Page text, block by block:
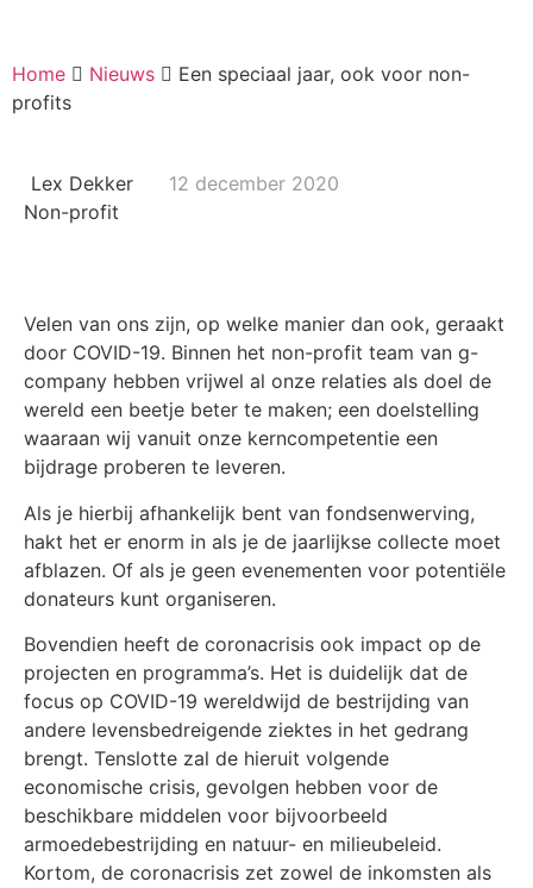
Home Nieuws
Een speciaal jaar, ook voor non-
profits
Lex Dekker
12 december 2020
Non-profit
Velen van ons zijn, op welke manier dan ook, geraakt
door COVID-19. Binnen het non-profit team van g-
company hebben vrijwel al onze relaties als doel de
wereld een beetje beter te maken; een doelstelling
waaraan wij vanuit onze kerncompetentie een
bijdrage proberen te leveren.
Als je hierbij afhankelijk bent van fondsenwerving,
hakt het er enorm in als je de jaarlijkse collecte moet
afblazen. Of als je geen evenementen voor potentiële
donateurs kunt organiseren.
Bovendien heeft de coronacrisis ook impact op de
projecten en programma’s. Het is duidelijk dat de
focus op COVID-19 wereldwijd de bestrijding van
andere levensbedreigende ziektes in het gedrang
brengt. Tenslotte zal de hieruit volgende
economische crisis, gevolgen hebben voor de
beschikbare middelen voor bijvoorbeeld
armoedebestrijding en natuur- en milieubeleid.
Kortom, de coronacrisis zet zowel de inkomsten als